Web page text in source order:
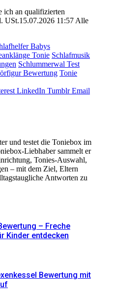
ich an qualifizierten
USt.15.07.2026 11:57 Alle
Babys
Tonie Schlafmusik
Schlummerwal Test
Bewertung Tonie
LinkedIn Tumblr Email
und testet die Toniebox im
Liebhaber sammelt er
Tonies-Auswahl,
– mit dem Ziel, Eltern
Antworten zu
– Freche
Kinder entdecken
Bewertung mit